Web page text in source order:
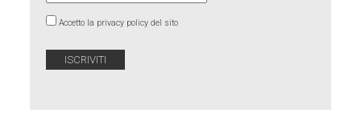
Accetto la privacy policy del sito